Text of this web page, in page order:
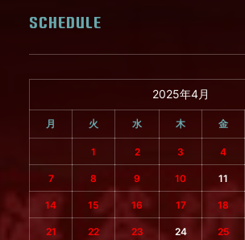
SCHEDULE
2025年4月
月 火 水 木 金
1 2 3 4
7 8 9 10 11
14 15 16 17 18
21 22 23 24 25